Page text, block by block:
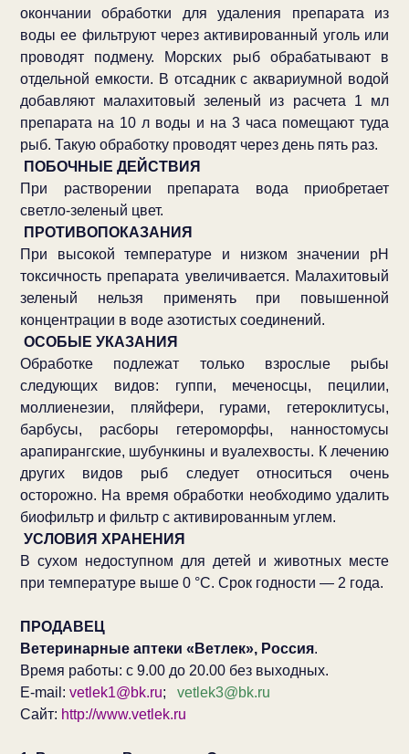
окончании обработки для удаления препарата из
воды ее фильтруют через активированный уголь или
проводят подмену. Морских рыб обрабатывают в
отдельной емкости. В отсадник с аквариумной водой
добавляют малахитовый зеленый из расчета 1 мл
препарата на 10 л воды и на 3 часа помещают туда
рыб. Такую обработку проводят через день пять раз.
ПОБОЧНЫЕ ДЕЙСТВИЯ
При растворении препарата вода приобретает
светло-зеленый цвет.
ПРОТИВОПОКАЗАНИЯ
При высокой температуре и низком значении рН
токсичность препарата увеличивается. Малахитовый
зеленый нельзя применять при повышенной
концентрации в воде азотистых соединений.
ОСОБЫЕ УКАЗАНИЯ
Обработке подлежат только взрослые рыбы
следующих видов: гуппи, меченосцы, пецилии,
моллиенезии, пляйфери, гурами, гетероклитусы,
барбусы, расборы гетероморфы, нанностомусы
арапирангские, шубункины и вуалехвосты. К лечению
других видов рыб следует относиться очень
осторожно. На время обработки необходимо удалить
биофильтр и фильтр с активированным углем.
УСЛОВИЯ ХРАНЕНИЯ
В сухом недоступном для детей и животных месте
при температуре выше 0 °С. Срок годности — 2 года.
ПРОДАВЕЦ
Ветеринарные аптеки «Ветлек», Россия.
Время работы: с 9.00 до 20.00 без выходных.
E-mail: vetlek1@bk.ru; vetlek3@bk.ru
Сайт: http://www.vetlek.ru